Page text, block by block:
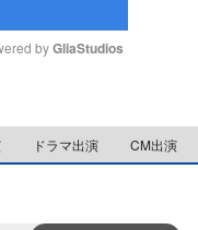
e
by GliaStudios
ドラマ出演 CM出演